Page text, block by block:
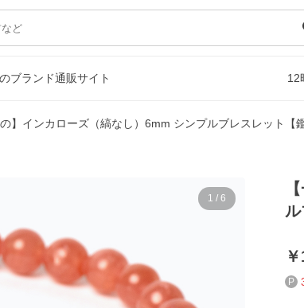
ブランド通販サイト 12
の】インカローズ（縞なし）6mm シンプルブレスレット【
1 / 6